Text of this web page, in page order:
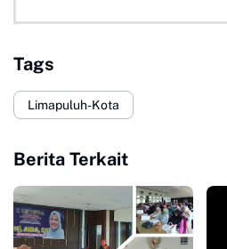
Tags
Limapuluh-Kota
Berita Terkait